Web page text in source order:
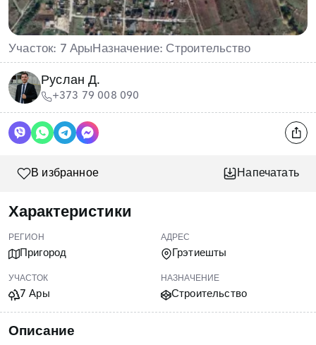
Участок: 7 Ары Назначение: Строительство
Руслан Д.
+373 79 008 090
В избранное Напечатать
Характеристики
РЕГИОН
Пригород
АДРЕС
Грэтиешты
УЧАСТОК
7 Ары
НАЗНАЧЕНИЕ
Строительство
Описание